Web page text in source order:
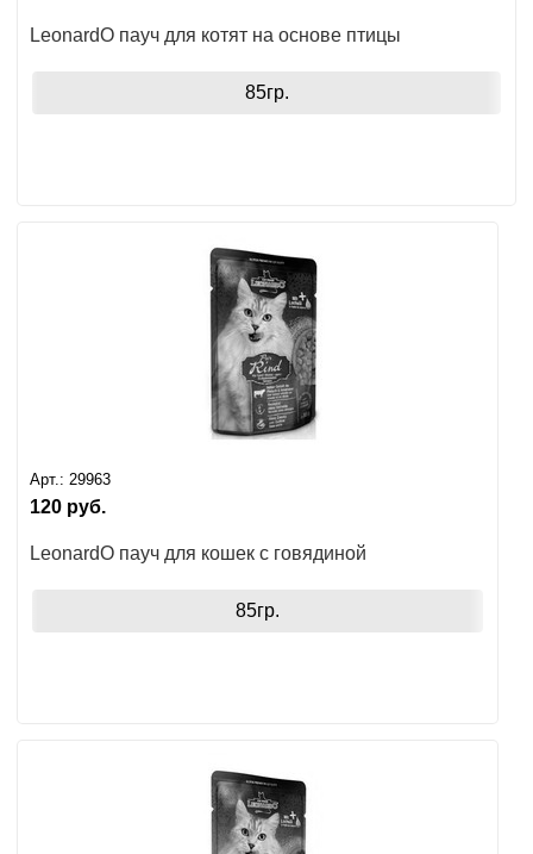
LeonardO пауч для котят на основе птицы
85гр.
Арт.: 29963
120 руб.
LeonardO пауч для кошек с говядиной
85гр.